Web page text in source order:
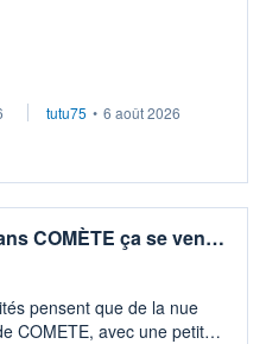
que vous avez déjà vu ce
tutu75 • 6 août 2026
COMÈTE ça se ven…
pensent que de la nue
COMETE, avec une petite